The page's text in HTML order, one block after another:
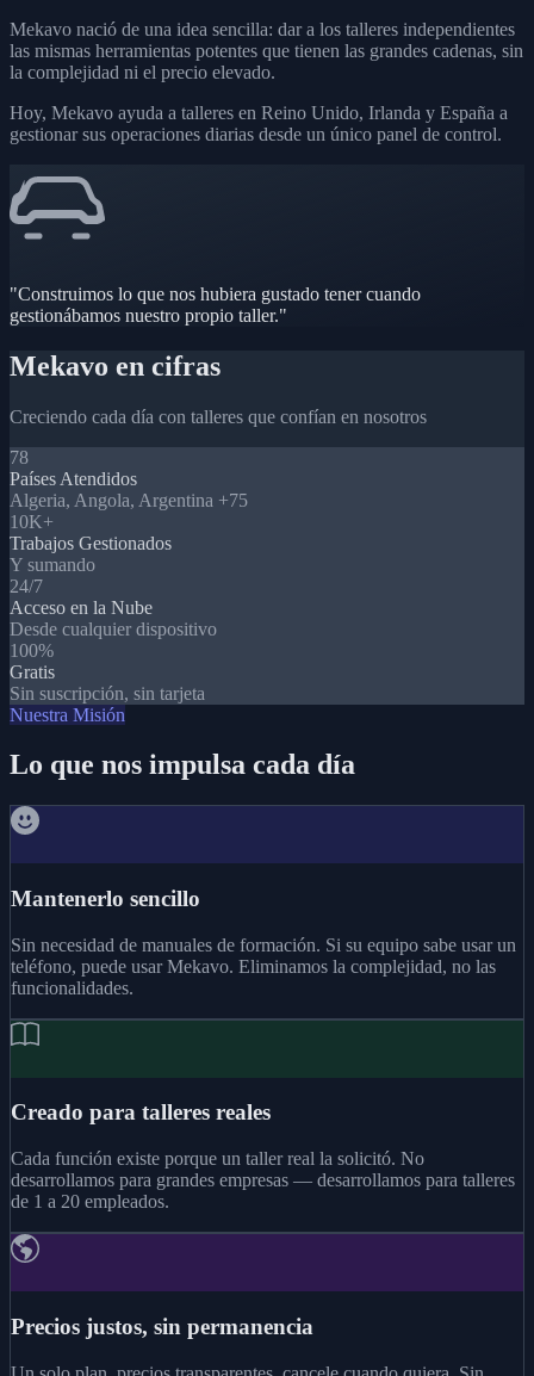
Mekavo nació de una idea sencilla: dar a los talleres independientes
las mismas herramientas potentes que tienen las grandes cadenas, sin
la complejidad ni el precio elevado.
Hoy, Mekavo ayuda a talleres en Reino Unido, Irlanda y España a
gestionar sus operaciones diarias desde un único panel de control.
"Construimos lo que nos hubiera gustado tener cuando
gestionábamos nuestro propio taller."
Mekavo en cifras
Creciendo cada día con talleres que confían en nosotros
78
Países Atendidos
Algeria, Angola, Argentina +75
10K+
Trabajos Gestionados
Y sumando
24/7
Acceso en la Nube
Desde cualquier dispositivo
100%
Gratis
Sin suscripción, sin tarjeta
Nuestra Misión
Lo que nos impulsa cada día
Mantenerlo sencillo
Sin necesidad de manuales de formación. Si su equipo sabe usar un
teléfono, puede usar Mekavo. Eliminamos la complejidad, no las
funcionalidades.
Creado para talleres reales
Cada función existe porque un taller real la solicitó. No
desarrollamos para grandes empresas — desarrollamos para talleres
de 1 a 20 empleados.
Precios justos, sin permanencia